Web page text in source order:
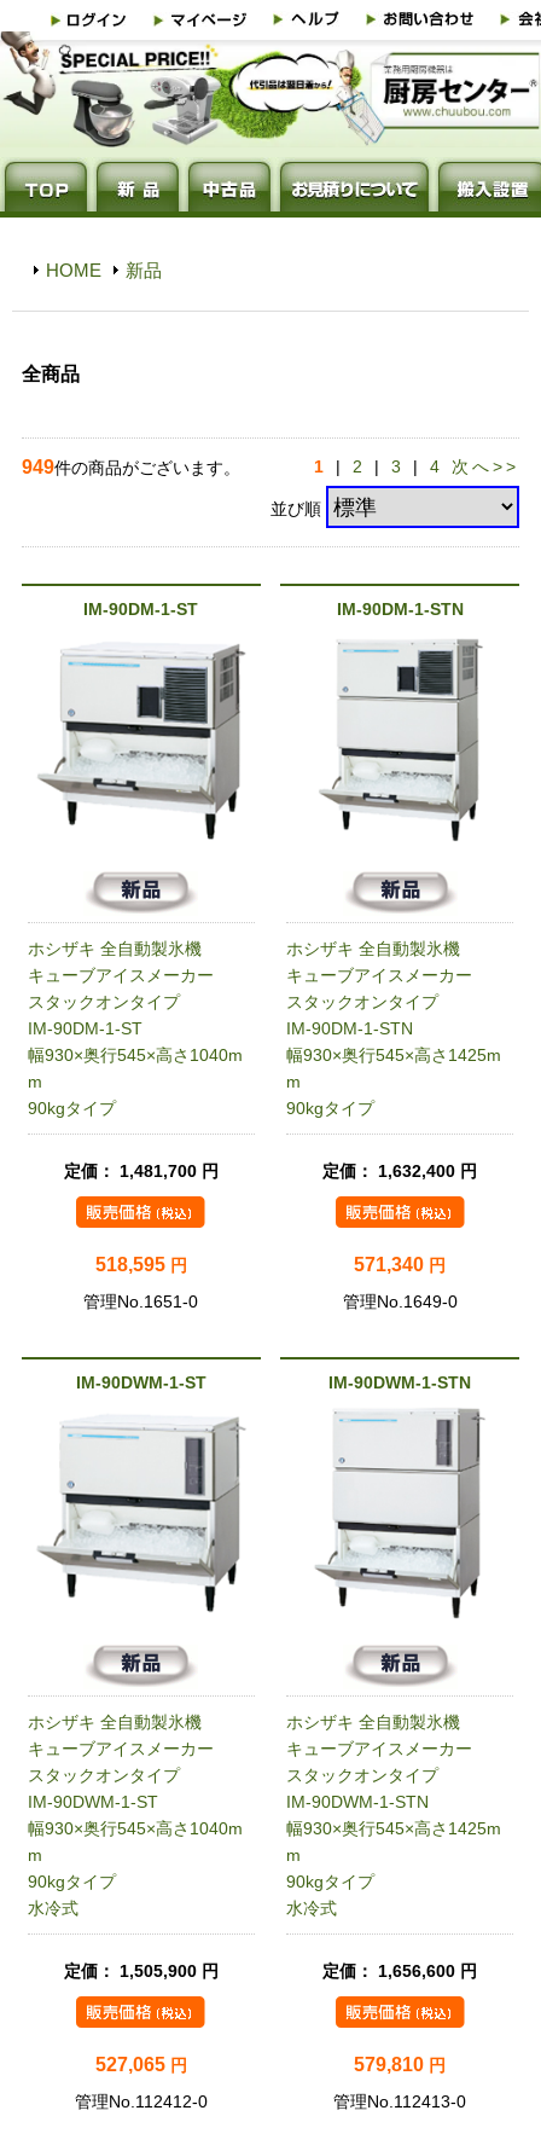
HOME 新品
全商品
949件の商品がございます。 1 | 2 |3 |4 次へ>>
並び順
IM-90DM-1-ST
ホシザキ 全自動製氷機
キューブアイスメーカー
スタックオンタイプ
IM-90DM-1-ST
幅930×奥行545×高さ1040m
m
90kgタイプ
定価： 1,481,700 円
518,595 円
管理No.1651-0
IM-90DM-1-STN
ホシザキ 全自動製氷機
キューブアイスメーカー
スタックオンタイプ
IM-90DM-1-STN
幅930×奥行545×高さ1425m
m
90kgタイプ
定価： 1,632,400 円
571,340 円
管理No.1649-0
IM-90DWM-1-ST
ホシザキ 全自動製氷機
キューブアイスメーカー
スタックオンタイプ
IM-90DWM-1-ST
幅930×奥行545×高さ1040m
m
90kgタイプ
水冷式
定価： 1,505,900 円
527,065 円
管理No.112412-0
IM-90DWM-1-STN
ホシザキ 全自動製氷機
キューブアイスメーカー
スタックオンタイプ
IM-90DWM-1-STN
幅930×奥行545×高さ1425m
m
90kgタイプ
水冷式
定価： 1,656,600 円
579,810 円
管理No.112413-0